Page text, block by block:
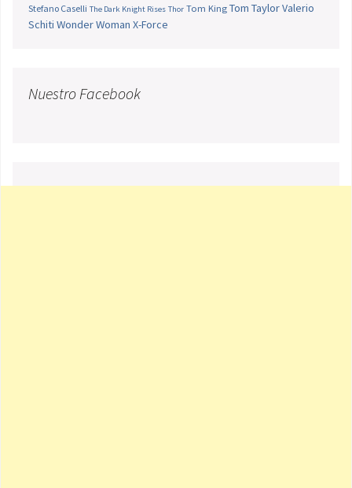
Stefano Caselli The Dark Knight Rises Thor Tom King Tom TaylorValerio
Schiti Wonder Woman X-Force
Nuestro Facebook